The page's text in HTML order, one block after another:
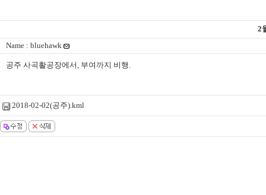
2
Name : bluehawk
공주 사곡활공장에서, 부여까지 비행.
2018-02-02(공주).kml